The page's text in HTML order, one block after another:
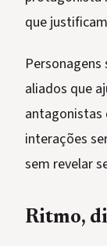
que
aliados que
antagonistas
interações
sem revelar
Ritmo,